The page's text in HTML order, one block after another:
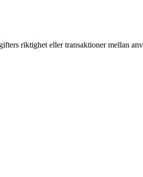
riktighet eller transaktioner mellan